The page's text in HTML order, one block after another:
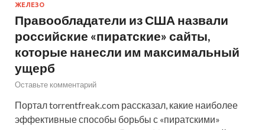
ЖЕЛЕЗО
Правообладатели из США назвали
российские «пиратские» сайты,
которые нанесли им максимальный
ущерб
Оставьте комментарий
Портал torrentfreak.com рассказал, какие наиболее
эффективные способы борьбы с «пиратскими»